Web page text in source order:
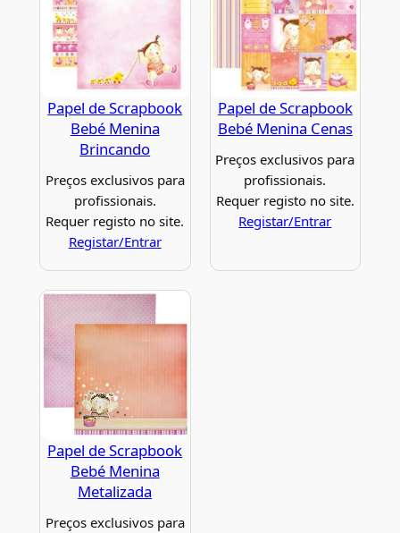
Papel de Scrapbook
Bebé Menina
Brincando
Preços exclusivos para
profissionais.
Requer registo no site.
Registar/Entrar
Papel de Scrapbook
Bebé Menina Cenas
Preços exclusivos para
profissionais.
Requer registo no site.
Registar/Entrar
Papel de Scrapbook
Bebé Menina
Metalizada
Preços exclusivos para